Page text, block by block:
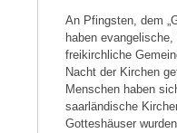
An Pfingsten, dem
haben
freikirchliche
Nacht der Kirchen
Menschen haben
saarländische
Gotteshäuser